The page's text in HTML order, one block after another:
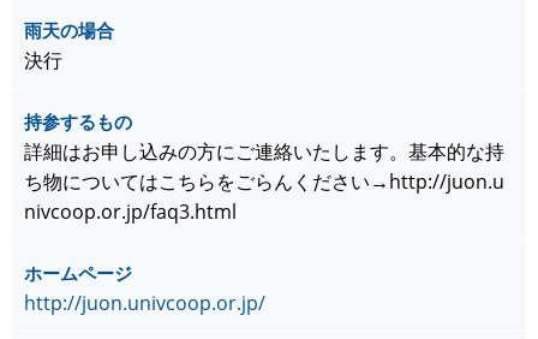
雨天の場合
決行
持参するもの
詳細はお申し込みの方にご連絡いたします。基本的な持
ち物についてはこちらをごらんください→http://juon.u
nivcoop.or.jp/faq3.html
ホームページ
http://juon.univcoop.or.jp/